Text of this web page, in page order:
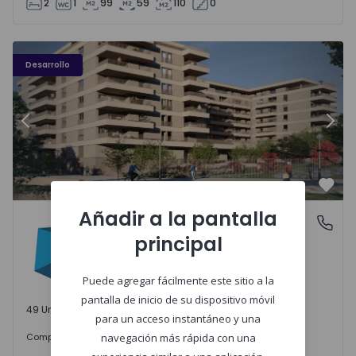
2 1 99 59 110 0
Desarrollo
PLENO JARDIM - 3
Anterior
Águas Santas, PortoPLENO JARDIM
Águas Santas, Porto
49 Unidades disponibles
Comprar 242.000 €
Añadir a la pantalla
principal
Puede agregar fácilmente este sitio a la
pantalla de inicio de su dispositivo móvil
para un acceso instantáneo y una
navegación más rápida con una